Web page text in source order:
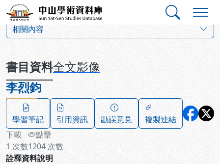
跳到主要內容
中山學術資料庫
相關內容
書目資料全文影像
李烈鈞
學習筆記 引用資訊 勘誤意見
複製連結
下載
1 次數
點擊
1204 次數
詮釋資料說明